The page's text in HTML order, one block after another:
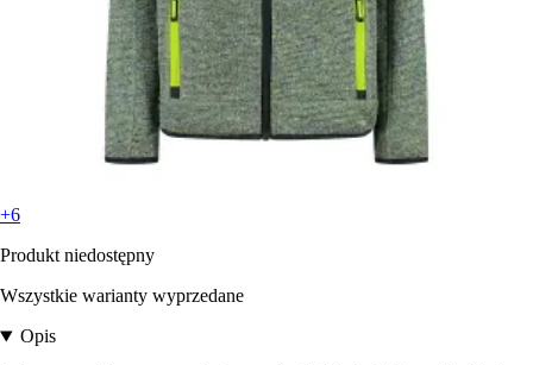
+6
Produkt niedostępny
Wszystkie warianty wyprzedane
Opis